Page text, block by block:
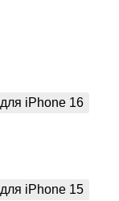
iPhone 16
iPhone 15